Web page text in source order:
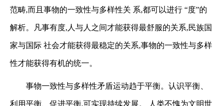
范畴,而且事物的一致性与多样性关 系,都可以进行 “度”的
解析。凡事有度,人与人之间才能获得最舒服的关系,民族国
家与国际 社会才能获得最稳定的关系,事物的一致性与多样
性才能获得有机的统一。
事物一致性与多样性矛盾运动趋于平衡。认识平衡、
利用平衡、促进平衡,可实现持续发展。 人类不愧为文明世